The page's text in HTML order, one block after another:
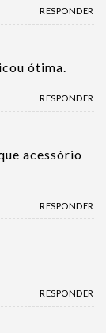
RESPONDER
ótima.
RESPONDER
acessório
RESPONDER
RESPONDER